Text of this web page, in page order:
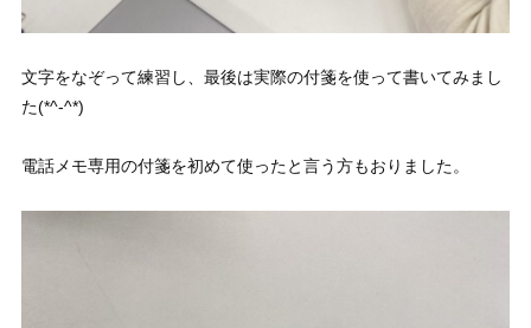
文字をなぞって練習し、最後は実際の付箋を使って書いてみまし
た(*^-^*)
電話メモ専用の付箋を初めて使ったと言う方もおりました。